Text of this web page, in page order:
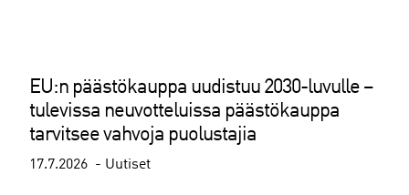
EU:n päästökauppa uudistuu 2030-luvulle –
tulevissa neuvotteluissa päästökauppa
tarvitsee vahvoja puolustajia
17.7.2026 Uutiset